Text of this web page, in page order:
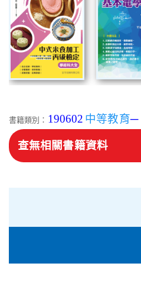
書籍類別： 190602 中等教育─
查無相關書籍資料